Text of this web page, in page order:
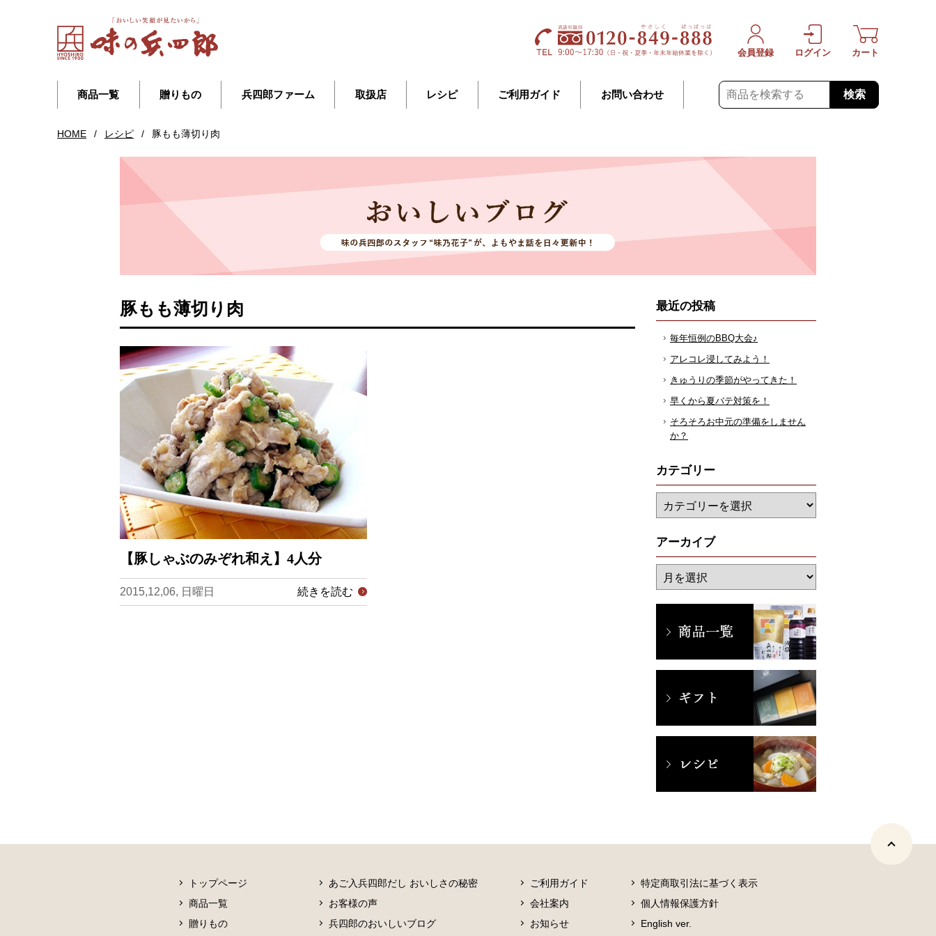
商品一覧 贈りもの 兵四郎ファーム 取扱店 レシピ ご利用ガイド お問い合わせ 検索
会員登録 ログイン カート
HOME / レシピ / 豚もも薄切り肉
豚もも薄切り肉
【豚しゃぶのみぞれ和え】4人分
2015,12,06, 日曜日 続きを読む
最近の投稿
毎年恒例のBBQ大会♪
アレコレ浸してみよう！
きゅうりの季節がやってきた！
早くから夏バテ対策を！
そろそろお中元の準備をしません
か？
カテゴリー
アーカイブ
トップページ
商品一覧
贈りもの
あご入兵四郎だし おいしさの秘密
お客様の声
兵四郎のおいしいブログ
ご利用ガイド
会社案内
お知らせ
特定商取引法に基づく表示
個人情報保護方針
English ver.